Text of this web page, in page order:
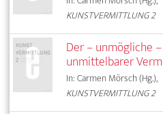
KUNSTVERMITTLUNG 2
Der – unmögliche
unmittelbarer
In: Carmen Mörsch (Hg.),
KUNSTVERMITTLUNG 2